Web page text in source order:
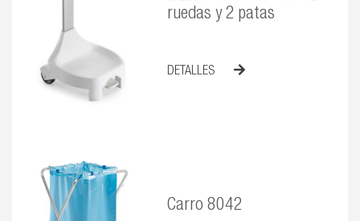
ruedas y 2 patas
DETALLES
Carro 8042